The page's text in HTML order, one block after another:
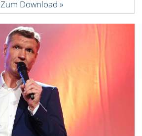
Zum Download